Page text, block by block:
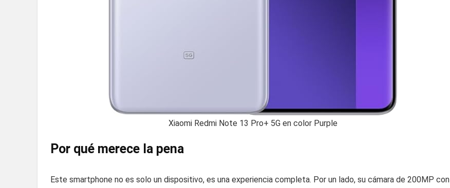
Xiaomi Redmi Note 13 Pro+ 5G en color Purple
Por qué merece la pena
Este smartphone no es solo un dispositivo, es una experiencia completa. Por un lado, su cámara de 200MP con